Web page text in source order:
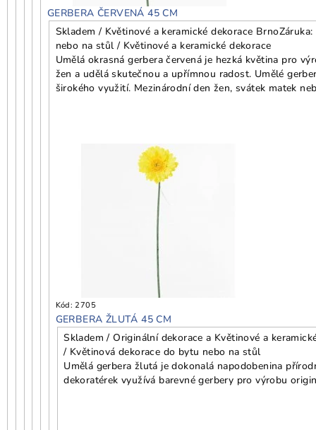
GERBERA ČERVENÁ 45 CM
Skladem / Květinové a keramické dekorace Brno
nebo na stůl / Květinové a keramické dekorace
Umělá okrasná gerbera červená je hezká květina pro
žen a udělá skutečnou a upřímnou radost. Umělé
širokého využití. Mezinárodní den žen, svátek matek
Kód: 2705
GERBERA ŽLUTÁ 45 CM
Skladem / Originální dekorace a Květinové a
/ Květinová dekorace do bytu nebo na stůl
Umělá gerbera žlutá je dokonalá napodobenina
dekoratérek využívá barevné gerbery pro výrobu